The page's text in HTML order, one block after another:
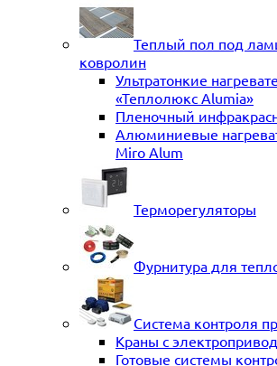
Теплый пол под
ковролин
Ультратонкие
«Теплолюкс Alumia»
Пленочный
Алюминиевые
Miro Alum
Терморегуляторы
Фурнитура для
Система контроля
Краны с
Готовые системы